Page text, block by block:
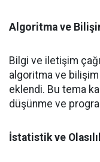
Algoritma ve
Bilgi ve iletişim
algoritma ve
eklendi. Bu tema
düşünme ve
İstatistik ve